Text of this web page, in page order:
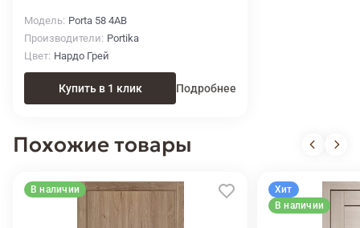
Модель Porta 58 4АВ
Производители Portika
Цвет Нардо Грей
Купить в 1 клик Подробнее
Похожие товары
В наличии
Хит
В наличии